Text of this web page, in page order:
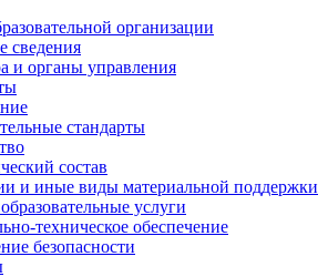
организации
сведения
и органы управления
стандарты
состав
и иные виды материальной поддержки
услуги
техническое обеспечение
безопасности